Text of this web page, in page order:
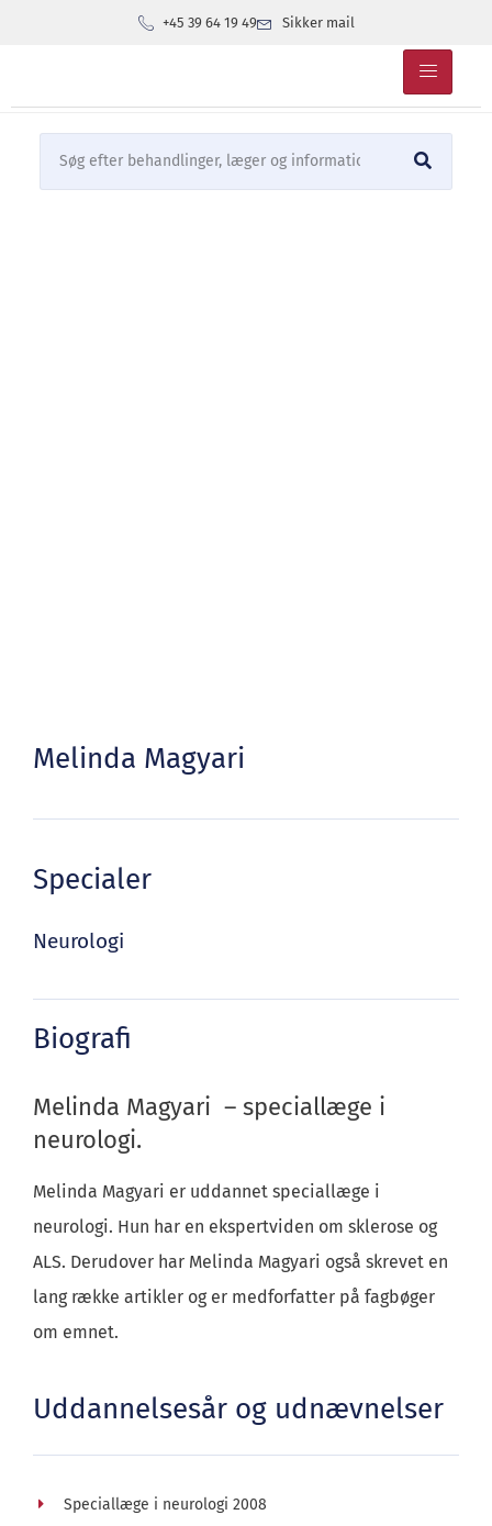
+45 39 64 19 49 Sikker mail
Melinda Magyari
Specialer
Neurologi
Biografi
Melinda Magyari – speciallæge i
neurologi.
Melinda Magyari er uddannet speciallæge i
neurologi. Hun har en ekspertviden om sklerose og
ALS. Derudover har Melinda Magyari også skrevet en
lang række artikler og er medforfatter på fagbøger
om emnet.
Uddannelsesår og udnævnelser
Speciallæge i neurologi 2008